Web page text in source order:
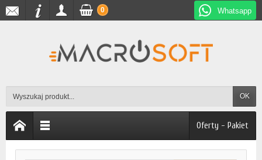
Whatsapp
OK
0
Oferty - Pakiet